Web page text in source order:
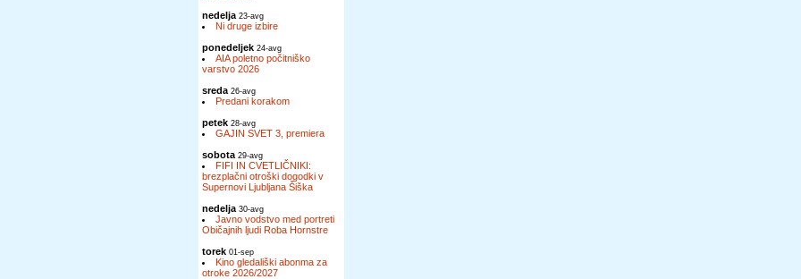
nedelja 23-avg
Ni druge izbire
ponedeljek 24-avg
AIA poletno počitniško
varstvo 2026
sreda 26-avg
Predani korakom
petek 28-avg
GAJIN SVET 3, premiera
sobota 29-avg
FIFI IN CVETLIČNIKI:
brezplačni otroški dogodki v
Supernovi Ljubljana Šiška
nedelja 30-avg
Javno vodstvo med portreti
Običajnih ljudi Roba Hornstre
torek 01-sep
Kino gledališki abonma za
otroke 2026/2027